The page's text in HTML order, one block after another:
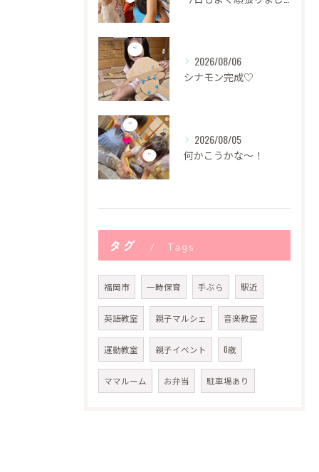
2026/08/06
シナモン完成♡
2026/08/05
何かこうかな〜！
タグ Tags
福岡市 一時保育 手ぶら 駅近
英語教室 親子マルシェ 音楽教室
運動教室 親子イベント 0歳
ママルーム お弁当 駐車場あり